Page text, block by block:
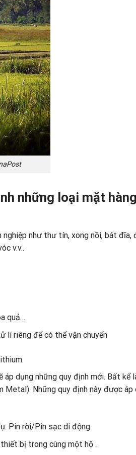
những loại mặt hàng
nghiệp như thư tín, xong nồi, bát đĩa,
v.v..
quả…
lí riêng để có thể vận chuyển
dụng những quy định mới. Bất kể
Những quy định này được áp
Pin rời/Pin sạc di động
bị trong cùng một hộ .